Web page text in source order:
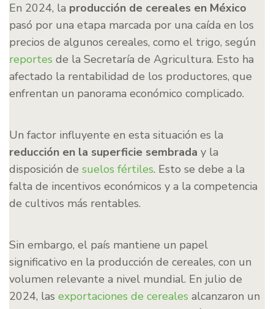
En 2024, la producción de cereales en México
pasó por una etapa marcada por una caída en los
precios de algunos cereales, como el trigo, según
reportes de la Secretaría de Agricultura. Esto ha
afectado la rentabilidad de los productores, que
enfrentan un panorama económico complicado.
Un factor influyente en esta situación es la
reducción en la superficie sembrada y la
disposición de suelos fértiles. Esto se debe a la
falta de incentivos económicos y a la competencia
de cultivos más rentables.
Sin embargo, el país mantiene un papel
significativo en la producción de cereales, con un
volumen relevante a nivel mundial. En julio de
2024, las exportaciones de cereales alcanzaron un